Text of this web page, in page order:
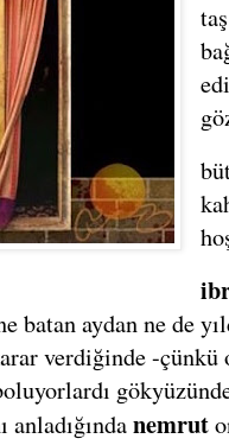
batan aydan ne de
verdiğinde -
anladığındanemrut